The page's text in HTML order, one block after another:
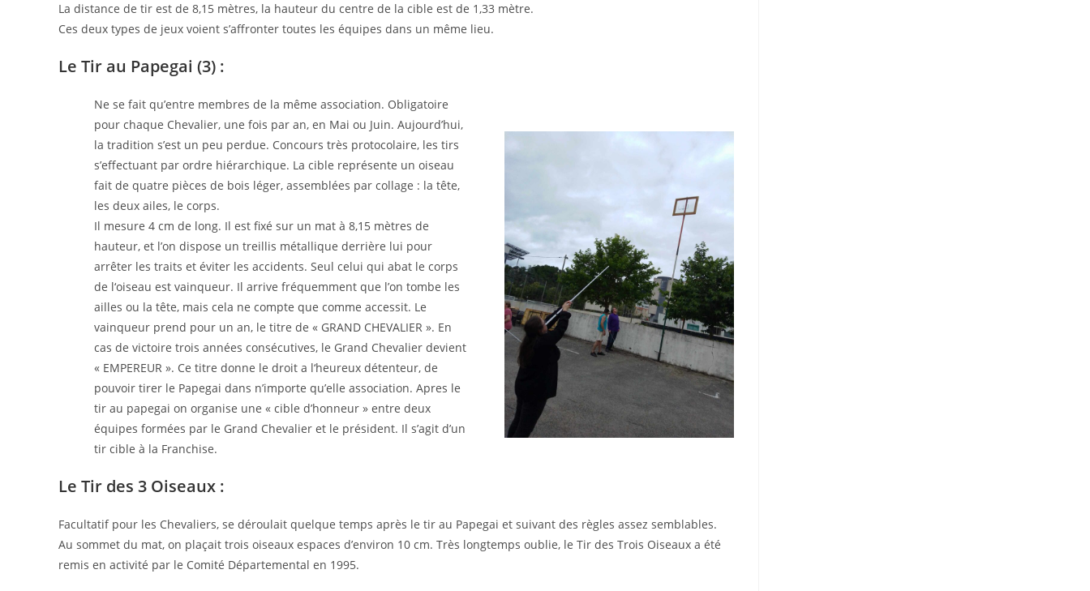
La distance de tir est de 8,15 mètres, la hauteur du centre de la cible est de 1,33 mètre.
Ces deux types de jeux voient s’affronter toutes les équipes dans un même lieu.
Le Tir au Papegai (3) :
Ne se fait qu’entre membres de la même association. Obligatoire
pour chaque Chevalier, une fois par an, en Mai ou Juin. Aujourd’hui,
la tradition s’est un peu perdue. Concours très protocolaire, les tirs
s’effectuant par ordre hiérarchique. La cible représente un oiseau
fait de quatre pièces de bois léger, assemblées par collage : la tête,
les deux ailes, le corps.
Il mesure 4 cm de long. Il est fixé sur un mat à 8,15 mètres de
hauteur, et l’on dispose un treillis métallique derrière lui pour
arrêter les traits et éviter les accidents. Seul celui qui abat le corps
de l‘oiseau est vainqueur. Il arrive fréquemment que l’on tombe les
ailles ou la tête, mais cela ne compte que comme accessit. Le
vainqueur prend pour un an, le titre de « GRAND CHEVALIER ». En
cas de victoire trois années consécutives, le Grand Chevalier devient
« EMPEREUR ». Ce titre donne le droit a l‘heureux détenteur, de
pouvoir tirer le Papegai dans n’importe qu’elle association. Apres le
tir au papegai on organise une « cible d’honneur » entre deux
équipes formées par le Grand Chevalier et le président. Il s’agit d’un
tir cible à la Franchise.
Le Tir des 3 Oiseaux :
Facultatif pour les Chevaliers, se déroulait quelque temps après le tir au Papegai et suivant des règles assez semblables.
Au sommet du mat, on plaçait trois oiseaux espaces d’environ 10 cm. Très longtemps oublie, le Tir des Trois Oiseaux a été
remis en activité par le Comité Départemental en 1995.